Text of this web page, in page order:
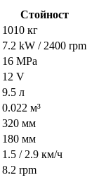
Стойност
1010 кг
7.2 kW / 2400 rpm
16 MPa
12 V
9.5 л
0.022 м³
320 мм
180 мм
1.5 / 2.9 км/ч
8.2 rpm